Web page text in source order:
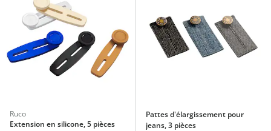
Ruco
Extension en silicone, 5 pièces
Pattes d'élargissement pour
jeans, 3 pièces